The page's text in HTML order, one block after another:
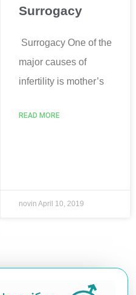
Surrogacy
Surrogacy One of the
major causes of
infertility is mother’s
READ MORE
novin April 10, 2019